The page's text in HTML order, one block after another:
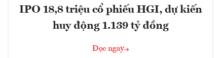
IPO 18,8 triệu cổ phiếu HGI, dự kiến
huy động 1.139 tỷ đồng
Đọc ngay